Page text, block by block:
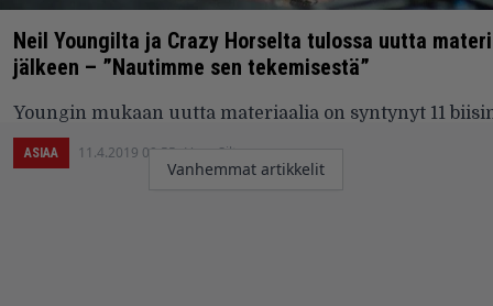
Neil Youngilta ja Crazy Horselta tulossa uutta
jälkeen – ”Nautimme sen tekemisestä”
Youngin mukaan uutta materiaalia on syntynyt 11
ASIAA 11.4.2019 09:55 Vesa Siltanen
Artikkelien
Vanhemmat artikkelit